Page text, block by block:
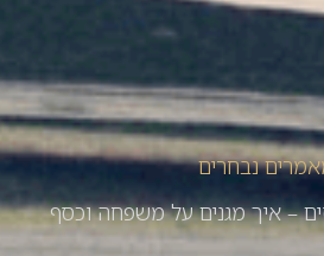
נבחרים
– איך מגנים על משפחה וכסף